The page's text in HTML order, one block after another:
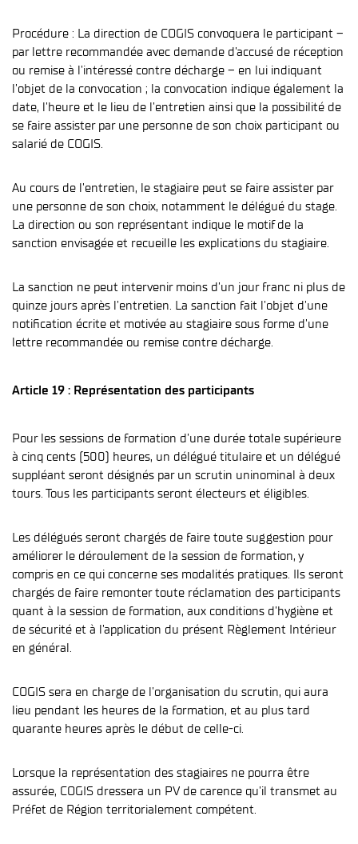
Procédure : La direction de COGIS convoquera le participant –
par lettre recommandée avec demande d’accusé de réception
ou remise à l’intéressé contre décharge – en lui indiquant
l’objet de la convocation ; la convocation indique également la
date, l’heure et le lieu de l’entretien ainsi que la possibilité de
se faire assister par une personne de son choix participant ou
salarié de COGIS.
Au cours de l’entretien, le stagiaire peut se faire assister par
une personne de son choix, notamment le délégué du stage.
La direction ou son représentant indique le motif de la
sanction envisagée et recueille les explications du stagiaire.
La sanction ne peut intervenir moins d’un jour franc ni plus de
quinze jours après l’entretien. La sanction fait l’objet d’une
notification écrite et motivée au stagiaire sous forme d’une
lettre recommandée ou remise contre décharge.
Article 19 : Représentation des participants
Pour les sessions de formation d’une durée totale supérieure
à cinq cents (500) heures, un délégué titulaire et un délégué
suppléant seront désignés par un scrutin uninominal à deux
tours. Tous les participants seront électeurs et éligibles.
Les délégués seront chargés de faire toute suggestion pour
améliorer le déroulement de la session de formation, y
compris en ce qui concerne ses modalités pratiques. Ils seront
chargés de faire remonter toute réclamation des participants
quant à la session de formation, aux conditions d’hygiène et
de sécurité et à l’application du présent Règlement Intérieur
en général.
COGIS sera en charge de l’organisation du scrutin, qui aura
lieu pendant les heures de la formation, et au plus tard
quarante heures après le début de celle-ci.
Lorsque la représentation des stagiaires ne pourra être
assurée, COGIS dressera un PV de carence qu’il transmet au
Préfet de Région territorialement compétent.